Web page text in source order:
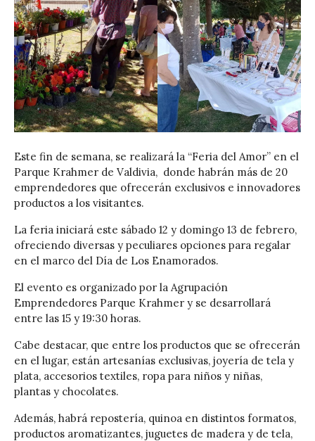
Este fin de semana, se realizará la “Feria del Amor” en el
Parque Krahmer de Valdivia, donde habrán más de 20
emprendedores que ofrecerán exclusivos e innovadores
productos a los visitantes.
La feria iniciará este sábado 12 y domingo 13 de febrero,
ofreciendo diversas y peculiares opciones para regalar
en el marco del Día de Los Enamorados.
El evento es organizado por la Agrupación
Emprendedores Parque Krahmer y se desarrollará
entre las 15 y 19:30 horas.
Cabe destacar, que entre los productos que se ofrecerán
en el lugar, están artesanías exclusivas, joyería de tela y
plata, accesorios textiles, ropa para niños y niñas,
plantas y chocolates.
Además, habrá repostería, quinoa en distintos formatos,
productos aromatizantes, juguetes de madera y de tela,